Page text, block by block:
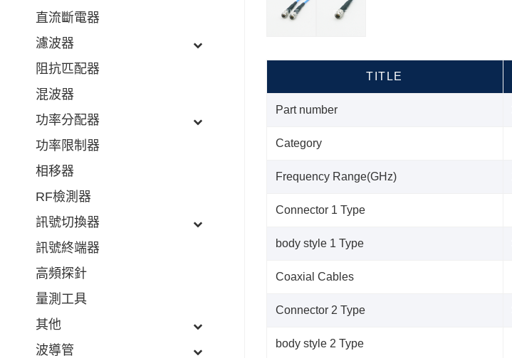
TITLE
Part number
Category
Frequency Range(GHz)
Connector 1 Type
body style 1 Type
Coaxial Cables
Connector 2 Type
body style 2 Type
直流斷電器
濾波器
阻抗匹配器
混波器
功率分配器
功率限制器
相移器
RF檢測器
訊號切換器
訊號終端器
高頻探針
量測工具
其他
波導管